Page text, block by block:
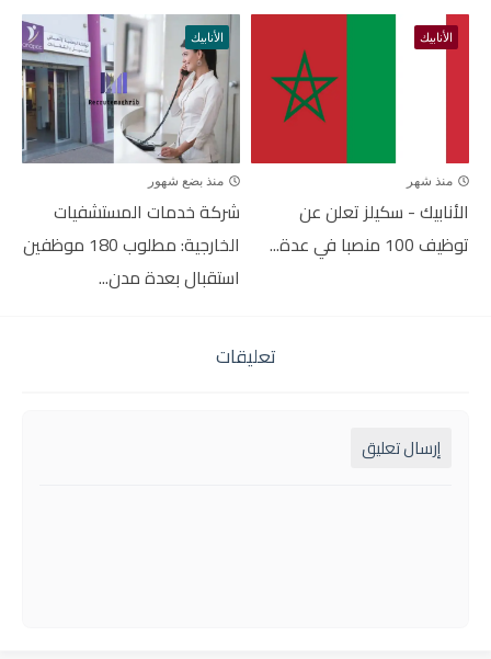
الأنابيك
منذ شهر
الأنابيك - سكيلز تعلن عن
توظيف 100 منصبا في عدة...
الأنابيك
منذ بضع شهور
شركة خدمات المستشفيات
الخارجية: مطلوب 180 موظفين
استقبال بعدة مدن...
تعليقات
إرسال تعليق